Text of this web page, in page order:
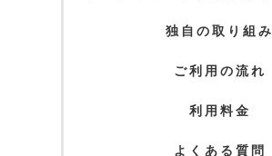
独自の取り組み
ご利用の流れ
利用料金
よくある質問